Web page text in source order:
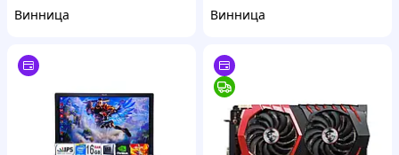
Винница
Винница